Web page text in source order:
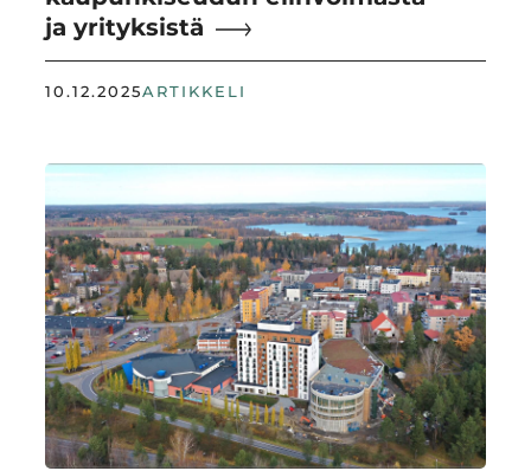
ja yrityksistä
10.12.2025ARTIKKELI